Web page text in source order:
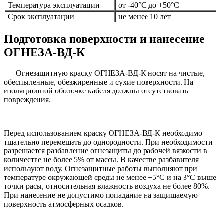
Температура эксплуатации
от -40°С до +50°С
Срок эксплуатации
не менее 10 лет
Подготовка поверхности и нанесение
ОГНЕЗА-ВД-К
Огнезащитную краску ОГНЕЗА-ВД-К носят на чистые,
обеспыленные, обезжиренные и сухие поверхности. На
изоляционной оболочке кабеля должны отсутствовать
повреждения.
Перед использованием краску ОГНЕЗА-ВД-К необходимо
тщательно перемешать до однородности. При необходимости
разрешается разбавление огнезащиты до рабочей вязкости в
количестве не более 5% от массы. В качестве разбавителя
используют воду. Огнезащитные работы выполняют при
температуре окружающей среды не менее +5°С и на 3°С выше
точки расы, относительная влажность воздуха не более 80%.
При нанесение не допустимо попадание на защищаемую
поверхность атмосферных осадков.